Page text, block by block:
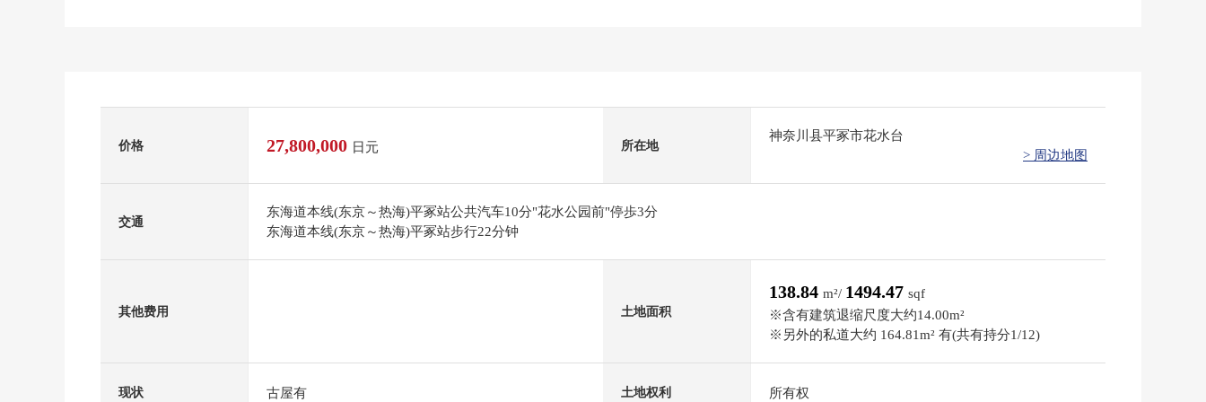
价格 27,800,000 日元 所在地
神奈川县平冢市花水台
> 周边地图
交通
东海道本线(东京～热海)平冢站公共汽车10分"花水公园前"停歩3分
东海道本线(东京～热海)平冢站步行22分钟
其他费用 土地面积
138.84 m²/ 1494.47 sqf
※含有建筑退缩尺度大约14.00m²
※另外的私道大约 164.81m² 有(共有持分1/12)
现状 古屋有 土地权利 所有权